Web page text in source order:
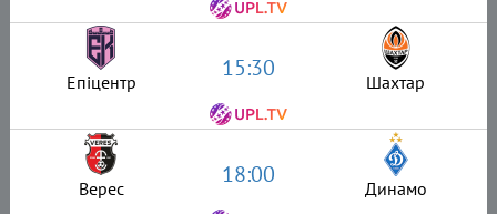
Епіцентр 15:30 Шахтар
Верес 18:00 Динамо